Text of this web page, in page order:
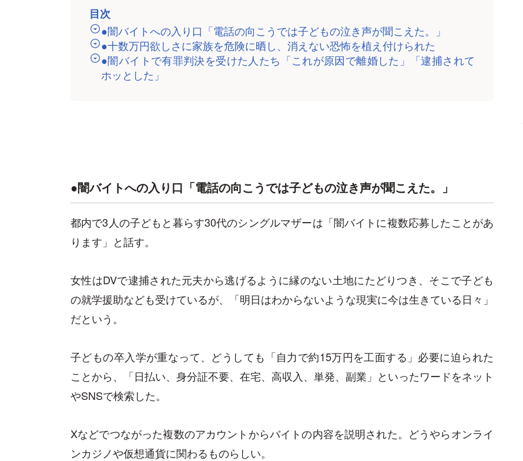
目次
●闇バイトへの入り口「電話の向こうでは子どもの泣き声が聞こえた。」
●十数万円欲しさに家族を危険に晒し、消えない恐怖を植え付けられた
●闇バイトで有罪判決を受けた人たち「これが原因で離婚した」「逮捕されて
ホッとした」
●闇バイトへの入り口「電話の向こうでは子どもの泣き声が聞こえた。」
都内で3人の子どもと暮らす30代のシングルマザーは「闇バイトに複数応募したことがあ
ります」と話す。
女性はDVで逮捕された元夫から逃げるように縁のない土地にたどりつき、そこで子ども
の就学援助なども受けているが、「明日はわからないような現実に今は生きている日々」
だという。
子どもの卒入学が重なって、どうしても「自力で約15万円を工面する」必要に迫られた
ことから、「日払い、身分証不要、在宅、高収入、単発、副業」といったワードをネット
やSNSで検索した。
Xなどでつながった複数のアカウントからバイトの内容を説明された。どうやらオンライ
ンカジノや仮想通貨に関わるものらしい。